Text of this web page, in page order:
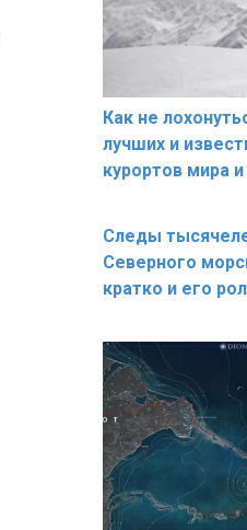
Как не
лучших и
курортов мира и
Следы
Северного
кратко и его